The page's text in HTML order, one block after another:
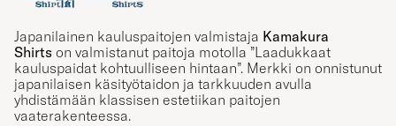
Japanilainen kauluspaitojen valmistaja Kamakura
Shirts on valmistanut paitoja motolla ”Laadukkaat
kauluspaidat kohtuulliseen hintaan”. Merkki on onnistunut
japanilaisen käsityötaidon ja tarkkuuden avulla
yhdistämään klassisen estetiikan paitojen
vaaterakenteessa.